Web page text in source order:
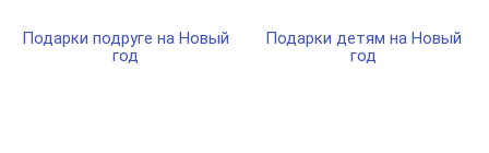
Подарки подруге на Новый
год
Подарки детям на Новый
год